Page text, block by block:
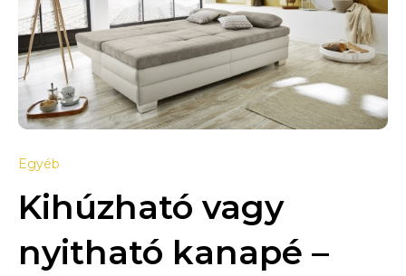
Egyéb
Kihúzható vagy
nyitható kanapé –